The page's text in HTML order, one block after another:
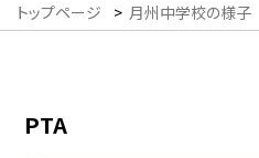
トップページ > 月州中学校の様子
PTA